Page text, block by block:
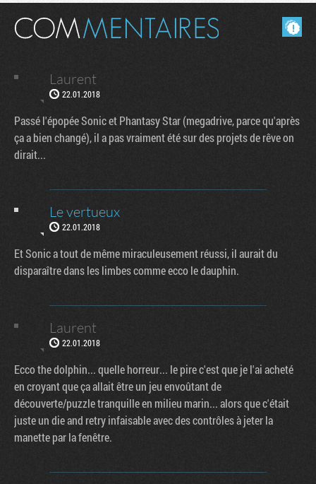
Masquer les commentaires lus.
Laurent
22.01.2018
Passé l'épopée Sonic et Phantasy Star (megadrive, parce qu'après
ça a bien changé), il a pas vraiment été sur des projets de rêve on
dirait...
Le vertueux
22.01.2018
Et Sonic a tout de même miraculeusement réussi, il aurait du
disparaître dans les limbes comme ecco le dauphin.
Laurent
22.01.2018
Ecco the dolphin... quelle horreur... le pire c'est que je l'ai acheté
en croyant que ça allait être un jeu envoûtant de
découverte/puzzle tranquille en milieu marin... alors que c'était
juste un die and retry infaisable avec des contrôles à jeter la
manette par la fenêtre.